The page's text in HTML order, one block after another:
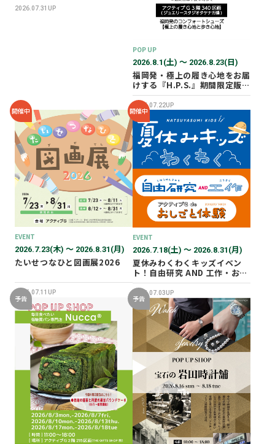
2026.07.31UP
POP UP
2026.8.1(土) 〜 2026.8.23(日)
福岡発・極上の履き心地をお届
けする『H.P.S.』期間限定販売
会を開催✨
2026.07.22UP
開催中
EVENT
2026.7.23(木) 〜 2026.8.31(月)
たいせつなひと図画展2026
2026.07.11UP
開催中
EVENT
2026.7.18(土) 〜 2026.8.31(月)
夏休みわくわくキッズイベン
ト！自由研究 AND 工作・おし
ごと体験！
2026.07.03UP
予告 予告